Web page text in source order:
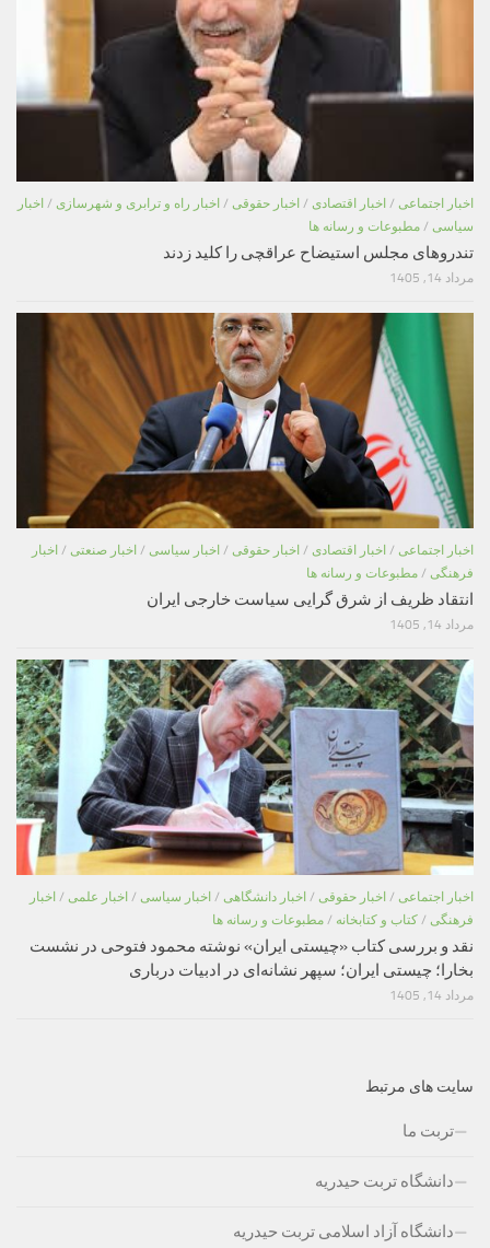
اخبار اجتماعی / اخبار اقتصادی / اخبار حقوقی / اخبار راه و ترابری و شهرسازی / اخبار
سیاسی / مطبوعات و رسانه ها
تندروهای مجلس استیضاح عراقچی را کلید زدند
مرداد 14, 1405
اخبار اجتماعی / اخبار اقتصادی / اخبار حقوقی / اخبار سیاسی / اخبار صنعتی / اخبار
فرهنگی / مطبوعات و رسانه ها
انتقاد ظریف از شرق گرایی سیاست خارجی ایران
مرداد 14, 1405
اخبار اجتماعی / اخبار حقوقی / اخبار دانشگاهی / اخبار سیاسی / اخبار علمی / اخبار
فرهنگی / کتاب و کتابخانه / مطبوعات و رسانه ها
نقد و بررسی کتاب «چیستی ایران» نوشته محمود فتوحی در نشست
بخارا؛ چیستی ایران؛ سپهر نشانه‌ای در ادبیات درباری
مرداد 14, 1405
سایت های مرتبط
تربت ما
دانشگاه تربت حیدریه
دانشگاه آزاد اسلامی تربت حیدریه